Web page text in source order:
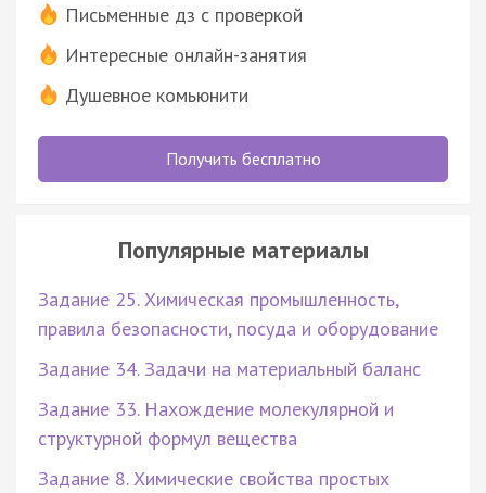
Письменные дз с проверкой
Интересные онлайн-занятия
Душевное комьюнити
Получить бесплатно
Популярные материалы
Задание 25. Химическая промышленность,
правила безопасности, посуда и оборудование
Задание 34. Задачи на материальный баланс
Задание 33. Нахождение молекулярной и
структурной формул вещества
Задание 8. Химические свойства простых